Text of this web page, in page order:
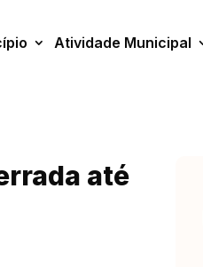
Atividade Municipal
até